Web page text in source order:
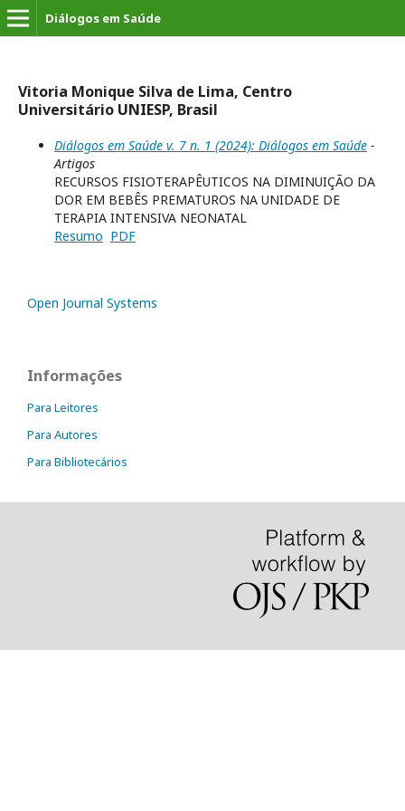
Diálogos em Saúde
Vitoria Monique Silva de Lima, Centro
Universitário UNIESP, Brasil
Diálogos em Saúde v. 7 n. 1 (2024): Diálogos em Saúde -
Artigos
RECURSOS FISIOTERAPÊUTICOS NA DIMINUIÇÃO DA
DOR EM BEBÊS PREMATUROS NA UNIDADE DE
TERAPIA INTENSIVA NEONATAL
Resumo PDF
Open Journal Systems
Informações
Para Leitores
Para Autores
Para Bibliotecários